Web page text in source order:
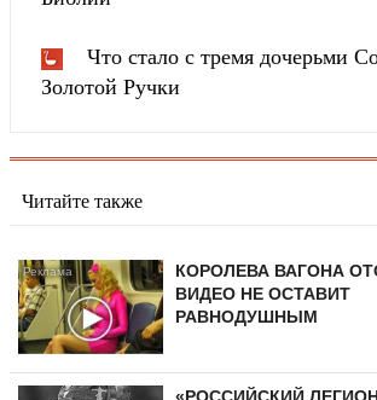
Что стало с тремя дочерьми
Золотой Ручки
Читайте также
КОРОЛЕВА ВАГОНА
ВИДЕО НЕ ОСТАВИТ
РАВНОДУШНЫМ